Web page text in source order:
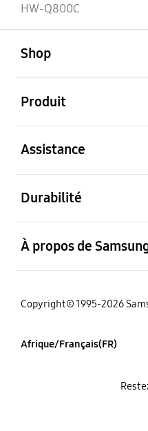
HW-Q800C
Shop
Produit
Assistance
Durabilité
À propos de
Copyright© 1995-2026
Afrique/Français(FR)